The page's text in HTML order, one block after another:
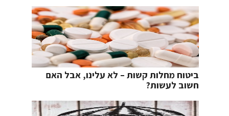
ביטוח מחלות קשות – לא עלינו, אבל האם
חשוב לעשות?